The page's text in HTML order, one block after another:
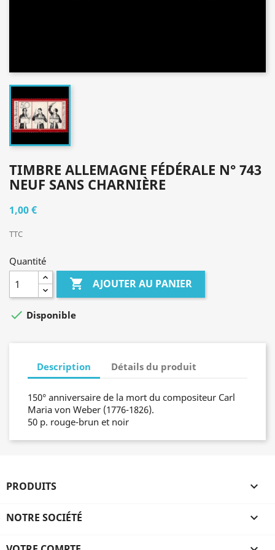
TIMBRE ALLEMAGNE FÉDÉRALE N° 743
NEUF SANS CHARNIÈRE
1,00 €
TTC
Quantité
 AJOUTER AU PANIER
 Disponible
Description Détails du produit
150° anniversaire de la mort du compositeur Carl
Maria von Weber (1776-1826).
50 p. rouge-brun et noir
PRODUITS 
NOTRE SOCIÉTÉ 